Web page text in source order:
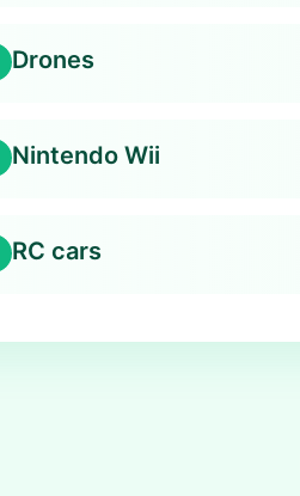
Drones
Nintendo Wii
RC cars